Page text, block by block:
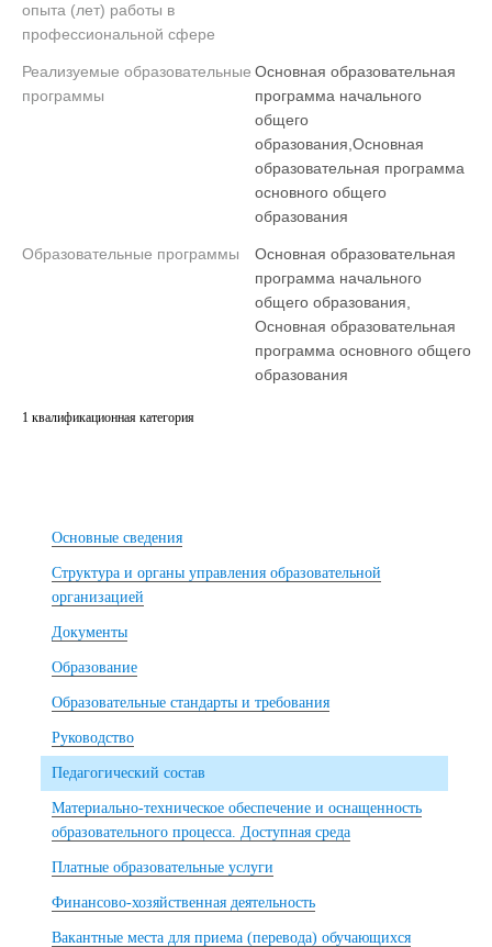
опыта (лет) работы в
профессиональной сфере
Реализуемые образовательные
программы
Основная образовательная
программа начального
общего
образования,Основная
образовательная программа
основного общего
образования
Образовательные программы
Основная образовательная
программа начального
общего образования,
Основная образовательная
программа основного общего
образования
1 квалификационная категория
Основные сведения
Структура и органы управления образовательной
организацией
Документы
Образование
Образовательные стандарты и требования
Руководство
Педагогический состав
Материально-техническое обеспечение и оснащенность
образовательного процесса. Доступная среда
Платные образовательные услуги
Финансово-хозяйственная деятельность
Вакантные места для приема (перевода) обучающихся